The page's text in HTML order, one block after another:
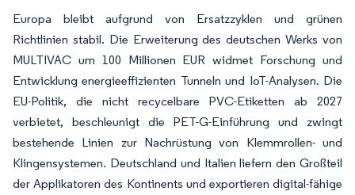
Europa bleibt aufgrund von Ersatzzyklen und grünen
Richtlinien stabil. Die Erweiterung des deutschen Werks von
MULTIVAC um 100 Millionen EUR widmet Forschung und
Entwicklung energieeffizienten Tunneln und IoT-Analysen. Die
EU-Politik, die nicht recycelbare PVC-Etiketten ab 2027
verbietet, beschleunigt die PET-G-Einführung und zwingt
bestehende Linien zur Nachrüstung von Klemmrollen- und
Klingensystemen. Deutschland und Italien liefern den Großteil
der Applikatoren des Kontinents und exportieren digital-fähige